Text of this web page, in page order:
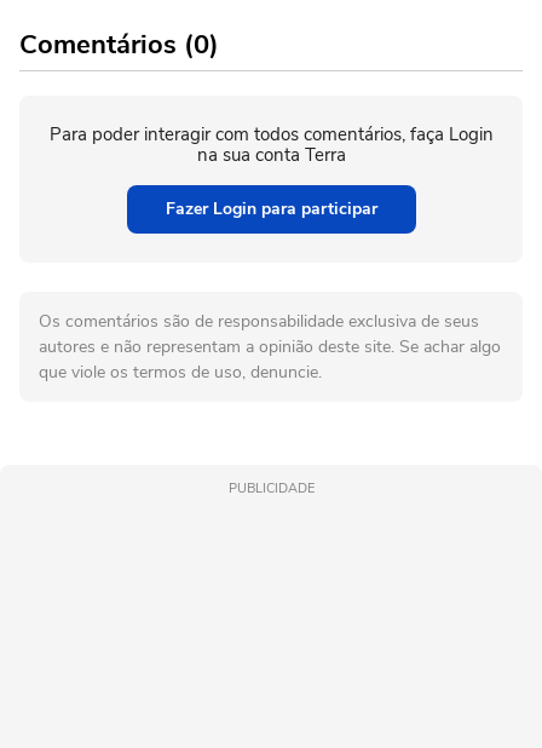
Comentários (0)
Para poder interagir com todos comentários, faça Login
na sua conta Terra
Fazer Login para participar
Os comentários são de responsabilidade exclusiva de seus
autores e não representam a opinião deste site. Se achar algo
que viole os termos de uso, denuncie.
PUBLICIDADE